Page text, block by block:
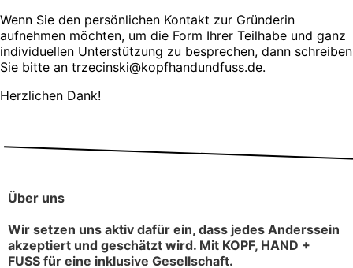
Wenn Sie den persönlichen Kontakt zur Gründerin
aufnehmen möchten, um die Form Ihrer Teilhabe und ganz
individuellen Unterstützung zu besprechen, dann schreiben
Sie bitte an trzecinski@kopfhandundfuss.de.
Herzlichen Dank!
Über uns
Wir setzen uns aktiv dafür ein, dass jedes Anderssein
akzeptiert und geschätzt wird. Mit KOPF, HAND +
FUSS für eine inklusive Gesellschaft.